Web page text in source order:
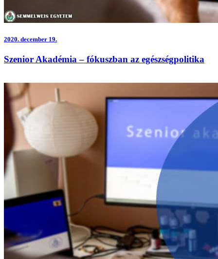
2020. december 19.
Szenior Akadémia – fókuszban az egészségpolitika